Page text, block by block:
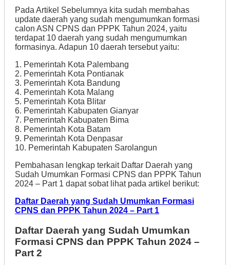
Pada Artikel Sebelumnya kita sudah membahas
update daerah yang sudah mengumumkan formasi
calon ASN CPNS dan PPPK Tahun 2024, yaitu
terdapat 10 daerah yang sudah mengumumkan
formasinya. Adapun 10 daerah tersebut yaitu:
1. Pemerintah Kota Palembang
2. Pemerintah Kota Pontianak
3. Pemerintah Kota Bandung
4. Pemerintah Kota Malang
5. Pemerintah Kota Blitar
6. Pemerintah Kabupaten Gianyar
7. Pemerintah Kabupaten Bima
8. Pemerintah Kota Batam
9. Pemerintah Kota Denpasar
10. Pemerintah Kabupaten Sarolangun
Pembahasan lengkap terkait Daftar Daerah yang
Sudah Umumkan Formasi CPNS dan PPPK Tahun
2024 – Part 1 dapat sobat lihat pada artikel berikut:
Daftar Daerah yang Sudah Umumkan Formasi
CPNS dan PPPK Tahun 2024 – Part 1
Daftar Daerah yang Sudah Umumkan
Formasi CPNS dan PPPK Tahun 2024 –
Part 2